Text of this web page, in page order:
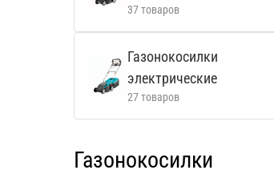
37 товаров
Газонокосилки
электрические
27 товаров
Газонокосилки